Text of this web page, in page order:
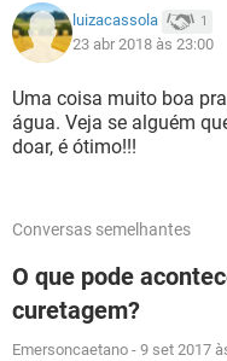
luizacassola 1
23 abr 2018 às 23:00
Uma coisa muito boa
água. Veja se alguém
doar, é ótimo!!!
Conversas semelhantes
O que pode
curetagem?
Emersoncaetano - 9 set 2017